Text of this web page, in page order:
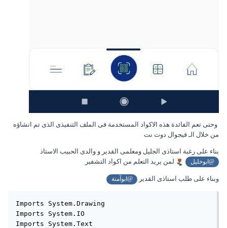
وحتى تعم الفائدة هذه الاكواد المستخدمة فى الملف التنفيذى الذى تم انشاؤه
من خلال الـ فيجوال دوت نت
بناء على رغبة استاذى الجليل ومعلمى القدير و والدى الحبيب الاستاذ
@ابوخليل لمن يريد التعلم من اكواد التشفير
وبناء على طلب استاذى القدير @ابوآمنة
Imports System.Drawing
Imports System.IO
Imports System.Text